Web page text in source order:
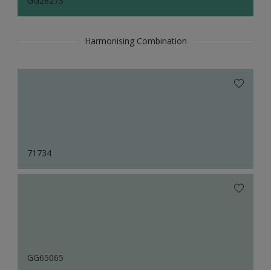
Harmonising Combination
71734
GG65065